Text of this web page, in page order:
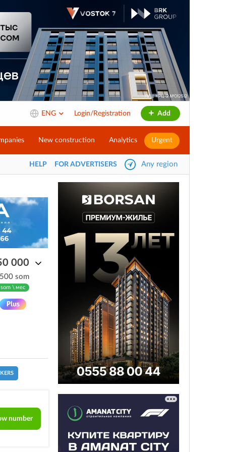
ENG Login/Registration Add
New construction Analytics Urgent
HELP FOR ADVERTISERS Any region
000
som
\ мес
number